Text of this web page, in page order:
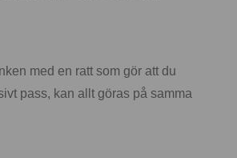
med en ratt som gör att du
pass, kan allt göras på samma